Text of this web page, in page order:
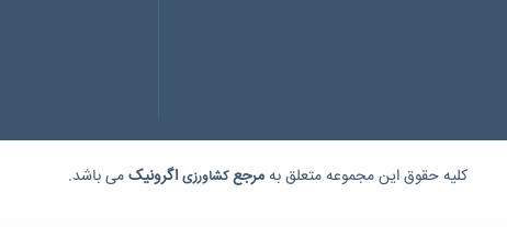
کلیه حقوق این مجموعه متعلق بهمرجعکشاورزی اگرونیکمی باشد.